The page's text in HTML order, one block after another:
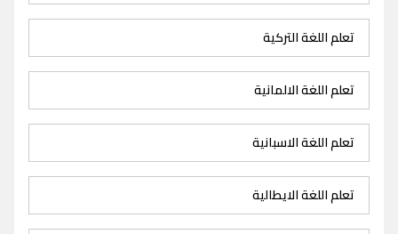
تعلم اللغة التركية
تعلم اللغة الالمانية
تعلم اللغة الاسبانية
تعلم اللغة الايطالية